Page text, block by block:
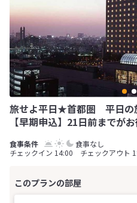
旅せよ平日★首都圏 平日の
【早期申込】21日前までが
食事なし
チェックイン 14:00 チェックアウト